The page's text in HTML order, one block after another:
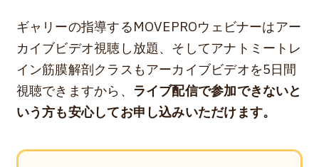
ギャリーの指導するMOVEPROウェビナーはアー
カイブビデオ視聴し放題、そしてアナトミートレ
イン筋膜解剖クラスもアーカイブビデオを5日間
視聴できますから、 ライブ配信で参加できないと
いう方も安心してお申し込みいただけます。